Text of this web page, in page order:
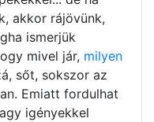
akkor rájövünk,
ismerjük
mivel jár, milyen
sőt, sokszor az
Emiatt fordulhat
igényekkel